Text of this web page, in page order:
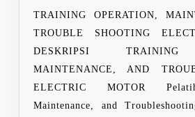
TRAINING OPERATION,
TROUBLE SHOOTING
DESKRIPSI TRAINING
MAINTENANCE, AND
ELECTRIC MOTOR
Maintenance, and